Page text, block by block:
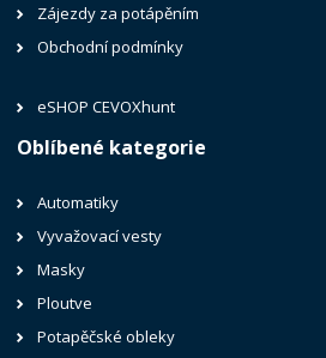
Zájezdy za potápěním
Obchodní podmínky
eSHOP CEVOXhunt
Oblíbené kategorie
Automatiky
Vyvažovací vesty
Masky
Ploutve
Potapěčské obleky